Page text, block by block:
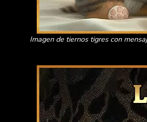
Imagen de tiernos tigres con